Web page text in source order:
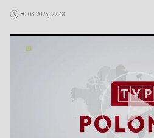
30.03.2025, 22:48